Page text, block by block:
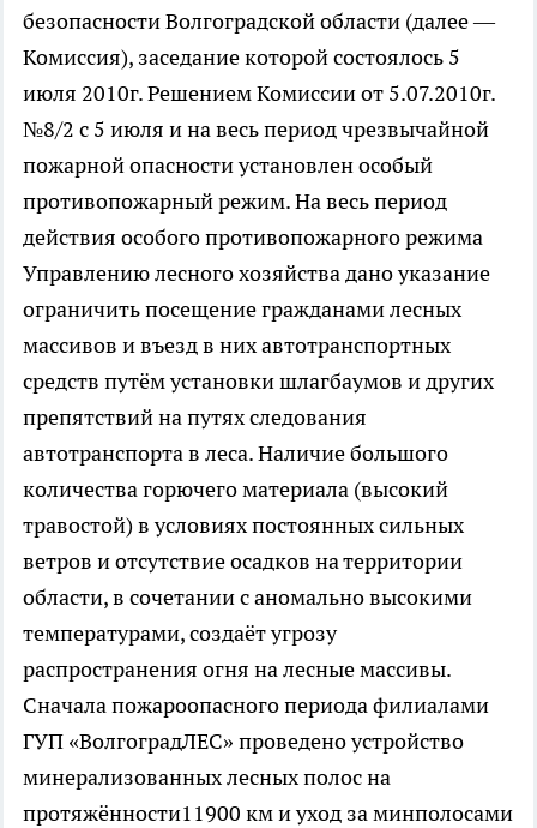
безопасности Волгоградской области (далее —
Комиссия), заседание которой состоялось 5
июля 2010г. Решением Комиссии от 5.07.2010г.
№8/2 с 5 июля и на весь период чрезвычайной
пожарной опасности установлен особый
противопожарный режим. На весь период
действия особого противопожарного режима
Управлению лесного хозяйства дано указание
ограничить посещение гражданами лесных
массивов и въезд в них автотранспортных
средств путём установки шлагбаумов и других
препятствий на путях следования
автотранспорта в леса. Наличие большого
количества горючего материала (высокий
травостой) в условиях постоянных сильных
ветров и отсутствие осадков на территории
области, в сочетании с аномально высокими
температурами, создаёт угрозу
распространения огня на лесные массивы.
Сначала пожароопасного периода филиалами
ГУП «ВолгоградЛЕС» проведено устройство
минерализованных лесных полос на
протяжённости11900 км и уход за минполосами